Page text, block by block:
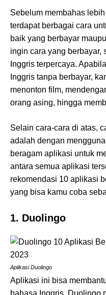
Sebelum membahas
terdapat berbagai cara
baik yang berbayar
ingin cara yang berbayar,
Inggris terpercaya.
Inggris tanpa berbayar,
menonton film,
orang asing, hingga
Selain cara-cara di atas,
adalah dengan
beragam aplikasi untuk
antara semua aplikasi
rekomendasi 10 aplikasi
yang bisa kamu coba
1. Duolingo
Aplikasi Duolingo
Aplikasi ini bisa
bahasa Inggris. Duolingo